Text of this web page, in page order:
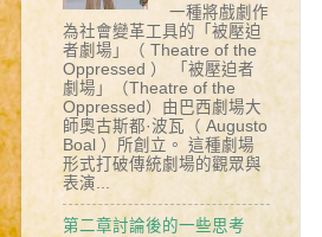
一種將戲劇作
為社會變革工具的「被壓迫
者劇場」（ Theatre of the
Oppressed ） 「被壓迫者
劇場」（Theatre of the
Oppressed）由巴西劇場大
師奧古斯都·波瓦（ Augusto
Boal ）所創立。 這種劇場
形式打破傳統劇場的觀眾與
表演...
第二章討論後的一些思考